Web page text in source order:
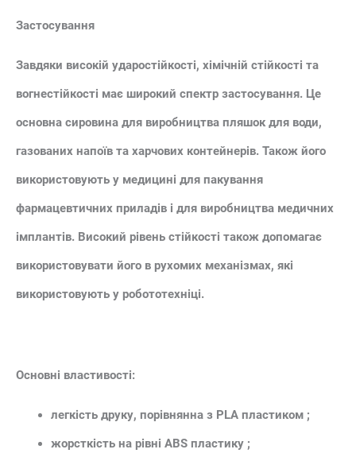
Застосування
Завдяки високій ударостійкості, хімічній стійкості та
вогнестійкості має широкий спектр застосування. Це
основна сировина для виробництва пляшок для води,
газованих напоїв та харчових контейнерів. Також його
використовують у медицині для пакування
фармацевтичних приладів і для виробництва медичних
імплантів. Високий рівень стійкості також допомагає
використовувати його в рухомих механізмах, які
використовують у робототехніці.
Основні властивості:
легкість друку, порівнянна з PLA пластиком ;
жорсткість на рівні ABS пластику ;